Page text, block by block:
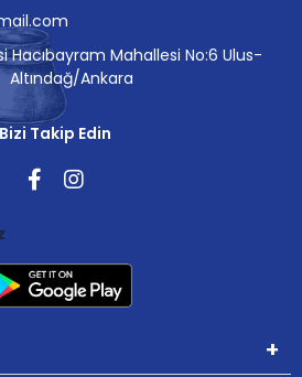
Hacıbayram Mahallesi No:6 Ulus-
Altındağ/Ankara
Bizi Takip Edin